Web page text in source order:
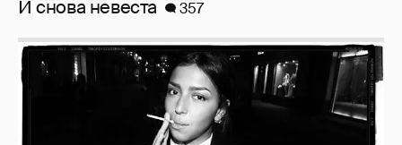
Рублёвские дочки 187